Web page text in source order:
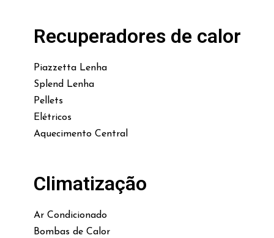
Recuperadores de calor
Piazzetta Lenha
Splend Lenha
Pellets
Elétricos
Aquecimento Central
Climatização
Ar Condicionado
Bombas de Calor